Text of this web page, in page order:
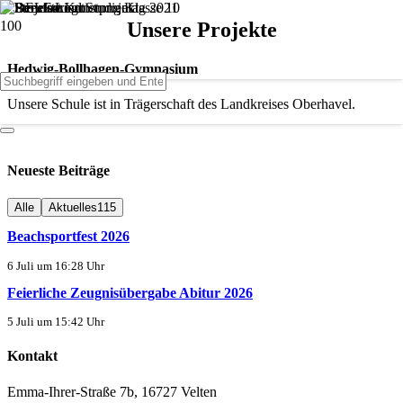
Unsere Projekte
Hedwig-Bollhagen-Gymnasium
Unsere Schule ist in Trägerschaft des Landkreises Oberhavel.
Neueste Beiträge
Alle Aktuelles115
Beachsportfest 2026
6 Juli um 16:28 Uhr
Feierliche Zeugnisübergabe Abitur 2026
5 Juli um 15:42 Uhr
Kontakt
Emma-Ihrer-Straße 7b, 16727 Velten